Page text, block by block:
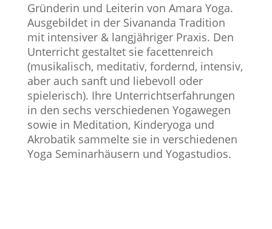
Gründerin und Leiterin von Amara Yoga.
Ausgebildet in der Sivananda Tradition
mit intensiver & langjähriger Praxis. Den
Unterricht gestaltet sie facettenreich
(musikalisch, meditativ, fordernd, intensiv,
aber auch sanft und liebevoll oder
spielerisch). Ihre Unterrichtserfahrungen
in den sechs verschiedenen Yogawegen
sowie in Meditation, Kinderyoga und
Akrobatik sammelte sie in verschiedenen
Yoga Seminarhäusern und Yogastudios.